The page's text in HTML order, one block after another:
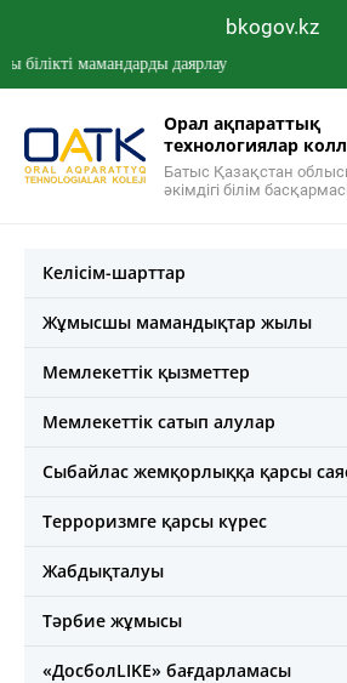
bkogov.kz
мамандарды даярлау
Орал ақпараттық
технологиялар
Батыс Қазақстан
әкімдігі білім
Келісім-шарттар
Жұмысшы мамандықтар жылы
Мемлекеттік қызметтер
Мемлекеттік сатып алулар
Сыбайлас жемқорлыққа қарсы
Терроризмге қарсы күрес
Жабдықталуы
Тәрбие жұмысы
«ДосболLIKE» бағдарламасы